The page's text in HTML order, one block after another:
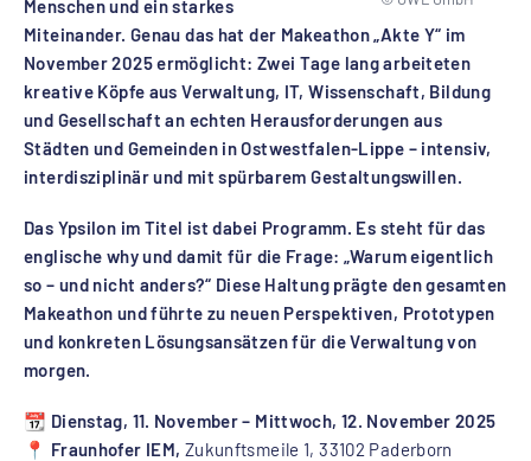
Menschen und ein starkes
Miteinander. Genau das hat der Makeathon „Akte Y“ im
November 2025 ermöglicht: Zwei Tage lang arbeiteten
kreative Köpfe aus Verwaltung, IT, Wissenschaft, Bildung
und Gesellschaft an echten Herausforderungen aus
Städten und Gemeinden in Ostwestfalen-Lippe – intensiv,
interdisziplinär und mit spürbarem Gestaltungswillen.
Das Ypsilon im Titel ist dabei Programm. Es steht für das
englische why und damit für die Frage: „Warum eigentlich
so – und nicht anders?“ Diese Haltung prägte den gesamten
Makeathon und führte zu neuen Perspektiven, Prototypen
und konkreten Lösungsansätzen für die Verwaltung von
morgen.
📆 Dienstag, 11. November – Mittwoch, 12. November 2025
📍 Fraunhofer IEM, Zukunftsmeile 1, 33102 Paderborn